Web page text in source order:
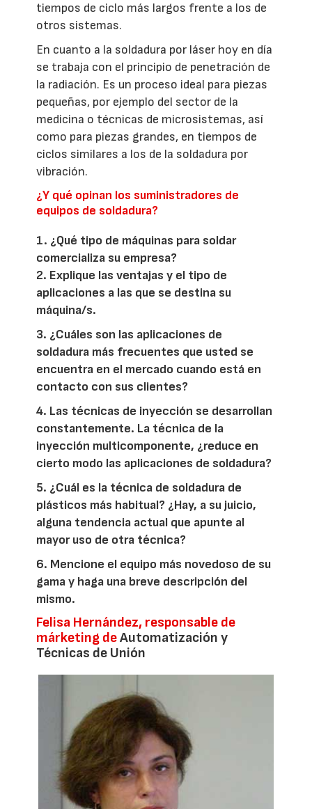
tiempos de ciclo más largos frente a los de
otros sistemas.
En cuanto a la soldadura por láser hoy en día
se trabaja con el principio de penetración de
la radiación. Es un proceso ideal para piezas
pequeñas, por ejemplo del sector de la
medicina o técnicas de microsistemas, así
como para piezas grandes, en tiempos de
ciclos similares a los de la soldadura por
vibración.
¿Y qué opinan los suministradores de
equipos de soldadura?
1. ¿Qué tipo de máquinas para soldar
comercializa su empresa?
2. Explique las ventajas y el tipo de
aplicaciones a las que se destina su
máquina/s.
3. ¿Cuáles son las aplicaciones de
soldadura más frecuentes que usted se
encuentra en el mercado cuando está en
contacto con sus clientes?
4. Las técnicas de inyección se desarrollan
constantemente. La técnica de la
inyección multicomponente, ¿reduce en
cierto modo las aplicaciones de soldadura?
5. ¿Cuál es la técnica de soldadura de
plásticos más habitual? ¿Hay, a su juicio,
alguna tendencia actual que apunte al
mayor uso de otra técnica?
6. Mencione el equipo más novedoso de su
gama y haga una breve descripción del
mismo.
Felisa Hernández, responsable de
márketing deAutomatización y
Técnicas de Unión